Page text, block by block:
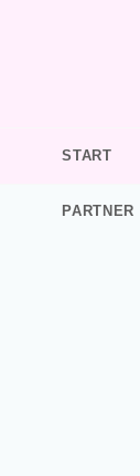
START
PARTNER